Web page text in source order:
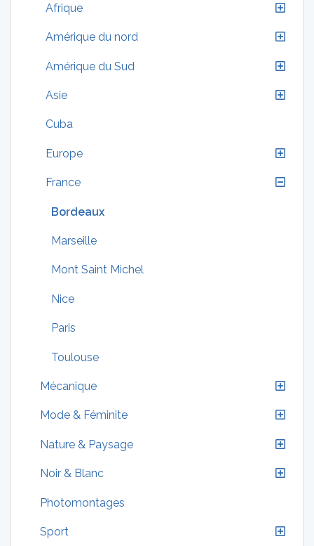
Afrique
Amérique du nord
Amérique du Sud
Asie
Cuba
Europe
France
Bordeaux
Marseille
Mont Saint Michel
Nice
Paris
Toulouse
Mécanique
Mode & Féminite
Nature & Paysage
Noir & Blanc
Photomontages
Sport